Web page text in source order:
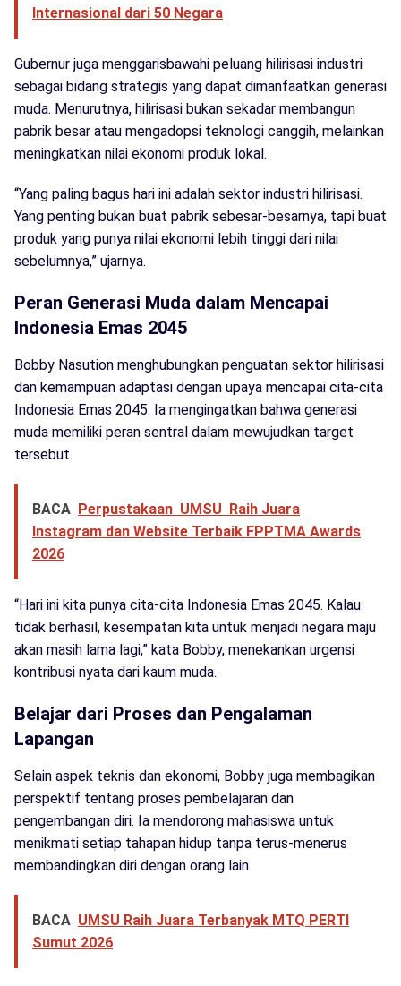
Internasional dari 50 Negara
Gubernur juga menggarisbawahi peluang hilirisasi industri
sebagai bidang strategis yang dapat dimanfaatkan generasi
muda. Menurutnya, hilirisasi bukan sekadar membangun
pabrik besar atau mengadopsi teknologi canggih, melainkan
meningkatkan nilai ekonomi produk lokal.
“Yang paling bagus hari ini adalah sektor industri hilirisasi.
Yang penting bukan buat pabrik sebesar-besarnya, tapi buat
produk yang punya nilai ekonomi lebih tinggi dari nilai
sebelumnya,” ujarnya.
Peran Generasi Muda dalam Mencapai
Indonesia Emas 2045
Bobby Nasution menghubungkan penguatan sektor hilirisasi
dan kemampuan adaptasi dengan upaya mencapai cita-cita
Indonesia Emas 2045. Ia mengingatkan bahwa generasi
muda memiliki peran sentral dalam mewujudkan target
tersebut.
BACA Perpustakaan UMSU Raih Juara
Instagram dan Website Terbaik FPPTMA Awards
2026
“Hari ini kita punya cita-cita Indonesia Emas 2045. Kalau
tidak berhasil, kesempatan kita untuk menjadi negara maju
akan masih lama lagi,” kata Bobby, menekankan urgensi
kontribusi nyata dari kaum muda.
Belajar dari Proses dan Pengalaman
Lapangan
Selain aspek teknis dan ekonomi, Bobby juga membagikan
perspektif tentang proses pembelajaran dan
pengembangan diri. Ia mendorong mahasiswa untuk
menikmati setiap tahapan hidup tanpa terus-menerus
membandingkan diri dengan orang lain.
BACA UMSU Raih Juara Terbanyak MTQ PERTI
Sumut 2026